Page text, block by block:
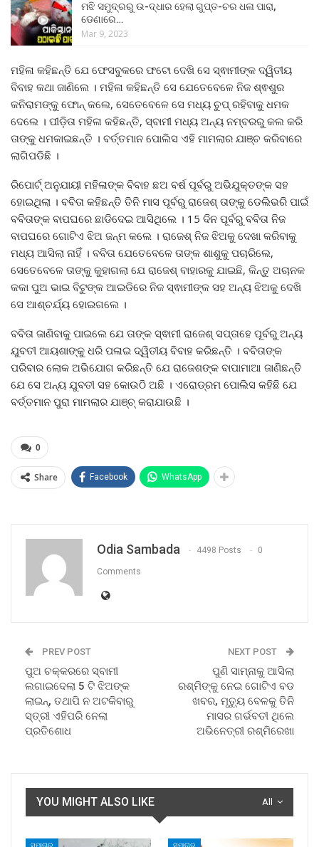
ମଝି ସମୁଦ୍ରରୁ ଉ-ଦ୍ଧାର ହେଲା ଗୁପ୍ତ-ଚର ଧଳା ପାରା,
ଡେଣାରେ…
Mar 9, 2023
ମହିଳା କହିଛନ୍ତି ଯେ ଫେସବୁକରେ ଫଟୋ ଦେଖି ସେ ସ୍ଵାମୀଙ୍କ ଦ୍ୱିତୀୟ
ବିବାହ କଥା ଜାଣିଲେ । ମହିଳା କହିଛନ୍ତି ସେ ଯେତେବେଳେ ନିଜ ଶ୍ଵଶୁର
କନିରାମଙ୍କୁ ଫୋନ୍ କଲେ, ସେତେବେଳେ ସେ ମଧ୍ୟ ଚୁପ୍ ରହିବାକୁ ଧମକ
ଦେଲେ । ପୀଡ଼ିତା ମହିଳା କହିଛନ୍ତି, ସ୍ବାମୀ ମଧ୍ୟ ଅନ୍ୟ ନମ୍ବରରୁ କଲ କରି
ତାଙ୍କୁ ଧମକାଇଛନ୍ତି । ବର୍ତ୍ତମାନ ପୋଲିସ ଏହି ମାମଲାର ଯାଞ୍ଚ କରିବାରେ
ଲାଗିପଡିଛି ।
ରିପୋର୍ଟ୍ ଅନୁଯାୟୀ ମହିଳାଙ୍କ ବିବାହ ଛଅ ବର୍ଷ ପୂର୍ବରୁ ଅଭିଯୁକ୍ତଙ୍କ ସହ
ହୋଇଥିଲା । ବବିତା କହିଛନ୍ତି ତିନି ମାସ ପୂର୍ବରୁ ରାଜେଶ୍ ତାଙ୍କୁ ଡେଲିଭରି ପାଇଁ
ବବିତାଙ୍କ ବାପଘରେ ଛାଡିଦେଇ ଆସିଥିଲେ । 15 ଦିନ ପୂର୍ବରୁ ବବିତା ନିଜ
ବାପଘରେ ଗୋଟିଏ ଝିଅ ଜନ୍ମ କଲେ । ରାଜେଶ୍ ନିଜ ଝିଅକୁ ଦେଖା କରିବାକୁ
ମଧ୍ୟ ଆସିଲା ନାହିଁ । ବବିତା ଯେତେବେଳେ ତାଙ୍କ ଶାଶୁକୁ ପଚାରିଲେ,
ସେତେବେଳେ ତାଙ୍କୁ କୁହାଗଲା ଯେ ରାଜେଶ୍ ବାହାରକୁ ଯାଇଛି, କିନ୍ତୁ ଅଚାନକ
କକା ପୁଅ ଭାଇ ବିଟୁଙ୍କ ଆଇଡିରେ ନିଜ ସ୍ଵାମୀଙ୍କ ସହ ଅନ୍ୟ ଝିଅକୁ ଦେଖି
ସେ ଆଶ୍ଚର୍ଯ୍ୟ ହୋଇଗଲେ ।
ବବିତା ଜାଣିବାକୁ ପାଇଲେ ଯେ ତାଙ୍କ ସ୍ଵାମୀ ରାଜେଶ୍ ସପ୍ତାହେ ପୂର୍ବରୁ ଅନ୍ୟ
ଯୁବତୀ ଆୟଶାଙ୍କୁ ଧରି ପଳାଇ ଦ୍ୱିତୀୟ ବିବାହ କରିଛନ୍ତି । ବବିତାଙ୍କ
ପରିବାର ଲୋକ ଅଭିଯୋଗ କରିଛନ୍ତି ଯେ ରାଜେଶଙ୍କ ବାପାମାଆ ଜାଣିଛନ୍ତି
ଯେ ସେ ଅନ୍ୟ ଯୁବତୀ ସହ କୋଉଠି ଅଛି । ଏରୋଡ୍ରମ ପୋଲିସ କହିଛି ଯେ
ବର୍ତ୍ତମାନ ପୁରା ମାମଲାର ଯାଞ୍ଚ୍ କରାଯାଉଛି ।
0
Share Facebook WhatsApp
Odia Sambada 4498 Posts 0
Comments
PREV POST
ପୁଅ ଚକ୍କରରେ ସ୍ବାମୀ
ଲଗାଇଦେଲା 5 ଟି ଝିଅଙ୍କ
ଲାଇନ୍, ତଥାପି ନ ଅଟକିବାରୁ
ସ୍ତ୍ରୀ ଏହିପରି ନେଲା
ପ୍ରତିଶୋଧ
NEXT POST
ପୁଣି ସାମ୍ନାକୁ ଆସିଲା
ରଶ୍ମିଙ୍କୁ ନେଇ ଗୋଟିଏ ବଡ
ଖବର, ମୃତ୍ୟୁ ବେଳକୁ ତିନି
ମାସର ଗର୍ଭବତୀ ଥିଲେ
ଅଭିନେତ୍ରୀ ରଶ୍ମିରେଖା
All
YOU MIGHT ALSO LIKE